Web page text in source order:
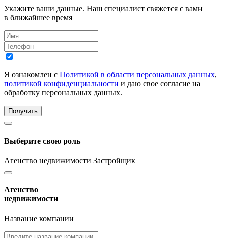
Укажите ваши данные. Наш специалист свяжется с вами
в ближайшее время
Я ознакомлен с Политикой в области персональных данных,
политикой конфиденциальности и даю свое согласие на
обработку персональных данных.
Получить
Выберите свою роль
Агенство недвижимости Застройщик
Агенство
недвижимости
Название компании